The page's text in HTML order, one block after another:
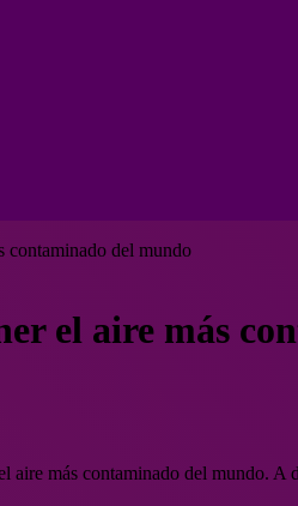
contaminado del mundo
el aire más
aire más contaminado del mundo.